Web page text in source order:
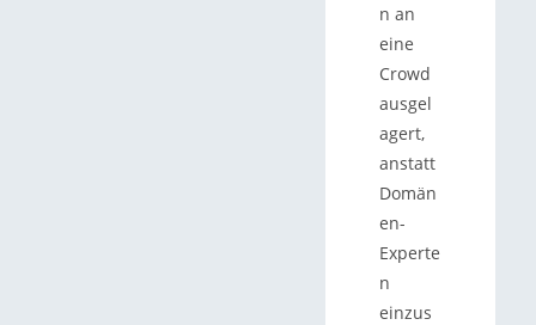
n an
eine
Crowd
ausgel
agert,
anstatt
Domän
en-
Experte
n
einzus